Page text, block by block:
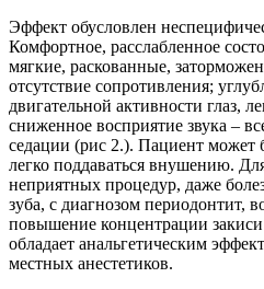
Эффект обусловлен
Комфортное, расслабленное
мягкие, раскованные,
отсутствие сопротивления;
двигательной активности глаз,
сниженное восприятие звука –
седации (рис 2.). Пациент может
легко поддаваться внушению.
неприятных процедур, даже
зуба, с диагнозом периодонтит,
повышение концентрации закиси
обладает анальгетическим
местных анестетиков.